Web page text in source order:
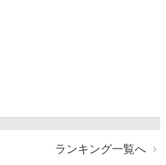
ランキング一覧へ